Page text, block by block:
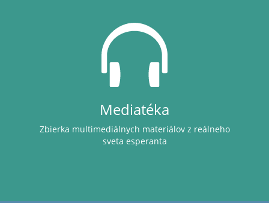
Mediatéka
Zbierka multimediálnych materiálov z reálneho
sveta esperanta